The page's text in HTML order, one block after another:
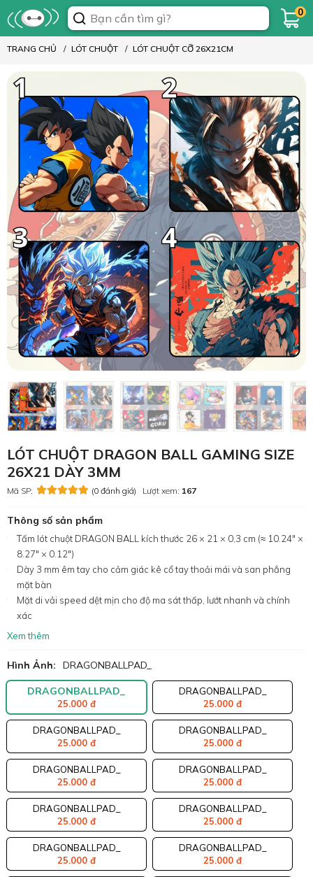
0
TRANG CHỦ LÓT CHUỘT LÓT CHUỘT CỠ 26X21CM
LÓT CHUỘT DRAGON BALL GAMING SIZE
26X21 DÀY 3MM
Mã SP: (0 đánh giá) Lượt xem: 167
Thông số sản phẩm
Tấm lót chuột DRAGON BALL kích thước 26 × 21 × 0,3 cm (≈ 10.24″ ×
8.27″ × 0.12″)
Dày 3 mm êm tay cho cảm giác kê cổ tay thoải mái và san phẳng
mặt bàn
Mặt di vải speed dệt mịn cho độ ma sát thấp, lướt nhanh và chính
xác
Xem thêm
Hình Ảnh: DRAGONBALLPAD_
DRAGONBALLPAD_
25.000 đ
DRAGONBALLPAD_
25.000 đ
DRAGONBALLPAD_
25.000 đ
DRAGONBALLPAD_
25.000 đ
DRAGONBALLPAD_
25.000 đ
DRAGONBALLPAD_
25.000 đ
DRAGONBALLPAD_
25.000 đ
DRAGONBALLPAD_
25.000 đ
DRAGONBALLPAD_
25.000 đ
DRAGONBALLPAD_
25.000 đ